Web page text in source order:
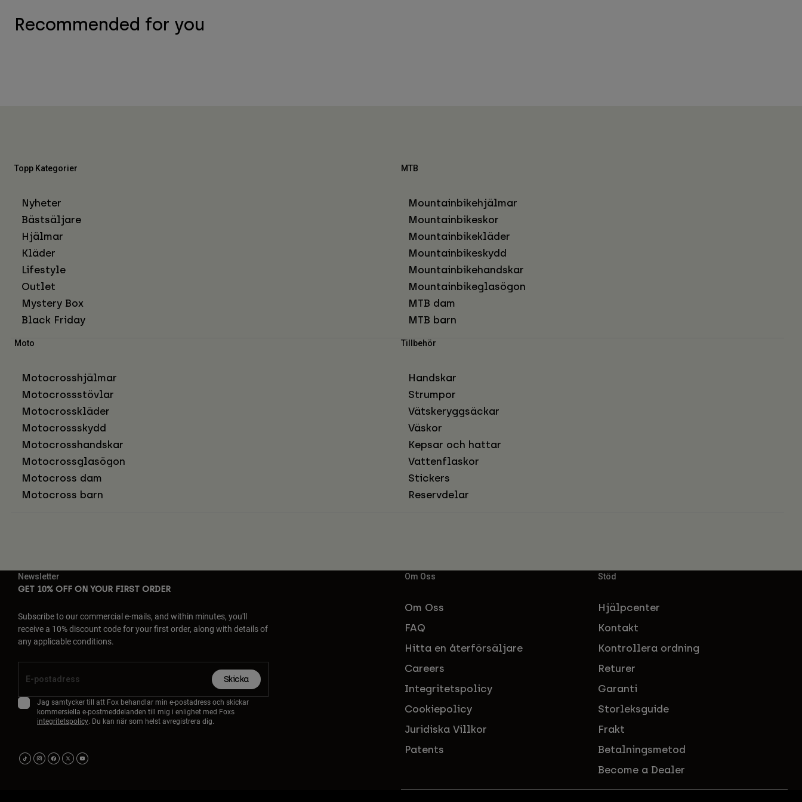
Recommended for you
Topp Kategorier
Nyheter
Bästsäljare
Hjälmar
Kläder
Lifestyle
Outlet
Mystery Box
Black Friday
MTB
Mountainbikehjälmar
Mountainbikeskor
Mountainbikekläder
Mountainbikeskydd
Mountainbikehandskar
Mountainbikeglasögon
MTB dam
MTB barn
Moto
Motocrosshjälmar
Motocrossstövlar
Motocrosskläder
Motocrossskydd
Motocrosshandskar
Motocrossglasögon
Motocross dam
Motocross barn
Tillbehör
Handskar
Strumpor
Vätskeryggsäckar
Väskor
Kepsar och hattar
Vattenflaskor
Stickers
Reservdelar
Newsletter
GET 10% OFF ON YOUR FIRST ORDER
Subscribe to our commercial e-mails, and within minutes, you'll
receive a 10% discount code for your first order, along with details of
any applicable conditions.
Skicka
Jag samtycker till att Fox behandlar min e-postadress och skickar
kommersiella e-postmeddelanden till mig i enlighet med Foxs
integritetspolicy. Du kan när som helst avregistrera dig.
Om Oss
Om Oss
FAQ
Hitta en återförsäljare
Careers
Integritetspolicy
Cookiepolicy
Juridiska Villkor
Patents
Stöd
Hjälpcenter
Kontakt
Kontrollera ordning
Returer
Garanti
Storleksguide
Frakt
Betalningsmetod
Become a Dealer